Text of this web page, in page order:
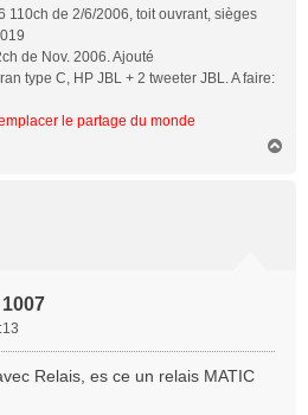
110ch de 2/6/2006, toit ouvrant, sièges
de Nov. 2006. Ajouté
type C, HP JBL + 2 tweeter JBL. A faire:
le partage du monde
Relais, es ce un relais MATIC